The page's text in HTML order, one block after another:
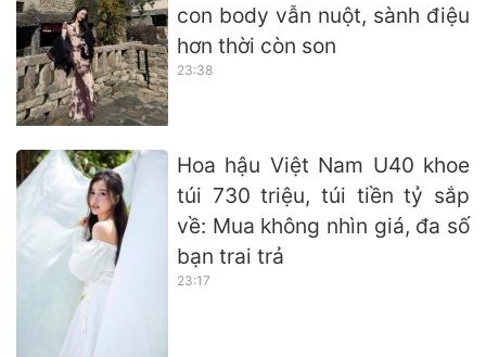
con body vẫn nuột, sành điệu
hơn thời còn son
23:38
Hoa hậu Việt Nam U40 khoe
túi 730 triệu, túi tiền tỷ sắp
về: Mua không nhìn giá, đa số
bạn trai trả
23:17